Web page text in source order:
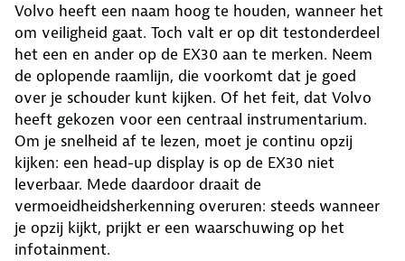
Volvo heeft een naam hoog te houden, wanneer het
om veiligheid gaat. Toch valt er op dit testonderdeel
het een en ander op de EX30 aan te merken. Neem
de oplopende raamlijn, die voorkomt dat je goed
over je schouder kunt kijken. Of het feit, dat Volvo
heeft gekozen voor een centraal instrumentarium.
Om je snelheid af te lezen, moet je continu opzij
kijken: een head-up display is op de EX30 niet
leverbaar. Mede daardoor draait de
vermoeidheidsherkenning overuren: steeds wanneer
je opzij kijkt, prijkt er een waarschuwing op het
infotainment.